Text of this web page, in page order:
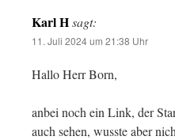
Karl Hsagt:
11. Juli 2024 um 21:38 Uhr
Hallo Herr Born,
anbei noch ein Link, der
auch sehen, wusste aber